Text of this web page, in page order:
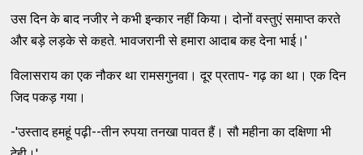
उस दिन के बाद नजीर ने कभी इन्कार नहीं किया। दोनों वस्तुएं समाप्त करते
और बड़े लड़के से कहते. भावजरानी से हमारा आदाब कह देना भाई।'
विलासराय का एक नौकर था रामसगुनवा। दूर प्रताप- गढ़ का था। एक दिन
जिद पकड़ गया।
-'उस्ताद हमहूं पढ़ी--तीन रुपया तनखा पावत हैं। सौ महीना का दक्षिणा भी